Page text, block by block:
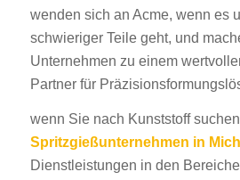
wenden sich an Acme, wenn es
schwieriger Teile geht, und
Unternehmen zu einem
Partner für
wenn Sie nach Kunststoff suchen
Spritzgießunternehmen in
Dienstleistungen in den